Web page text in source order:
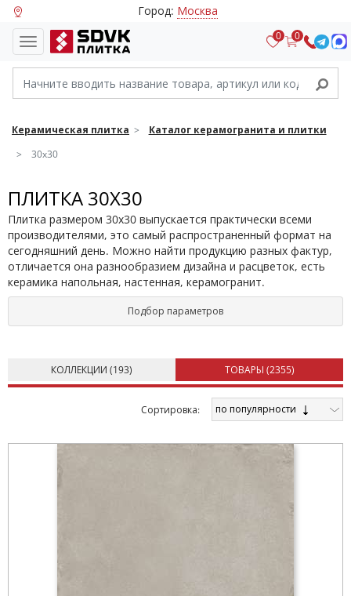
Город: Москва
0 0
Керамическая плитка
Каталог керамогранита и плитки
30x30
ПЛИТКА 30X30
Плитка размером 30х30 выпускается практически всеми
производителями, это самый распространенный формат на
сегодняшний день. Можно найти продукцию разных фактур,
отличается она разнообразием дизайна и расцветок, есть
керамика напольная, настенная, керамогранит.
Подбор параметров
КОЛЛЕКЦИИ (193) ТОВАРЫ (2355)
Cортировка: по популярности